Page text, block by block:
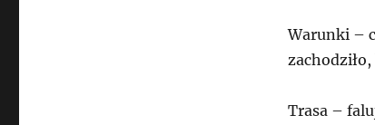
Warunki –
Trasa –